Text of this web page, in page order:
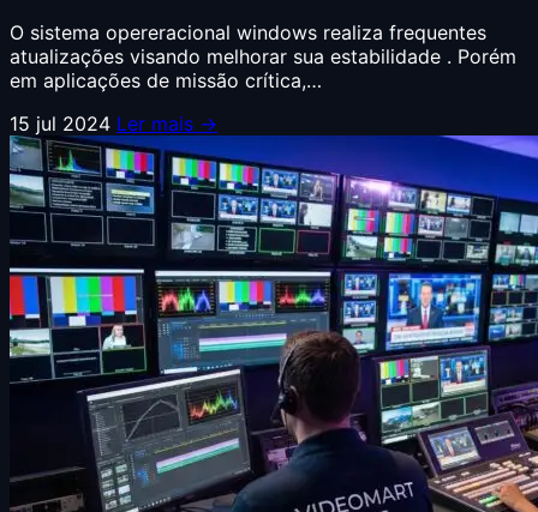
O sistema opereracional windows realiza frequentes
atualizações visando melhorar sua estabilidade . Porém
em aplicações de missão crítica,…
15 jul 2024 Ler mais →